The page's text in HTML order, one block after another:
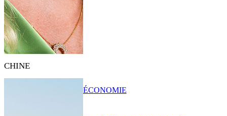
CHINE
ÉCONOMIE